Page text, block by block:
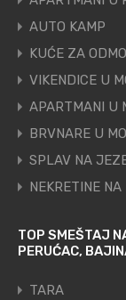
AUTO KAMP
KUĆE ZA
VIKENDICE U
APARTMANI U
BRVNARE U
SPLAV NA
NEKRETINE
TOP SMEŠTAJ
PERUĆAC,
TARA